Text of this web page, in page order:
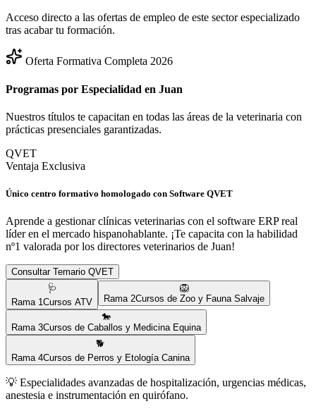
Acceso directo a las ofertas de empleo de este sector especializado
tras acabar tu formación.
Oferta Formativa Completa 2026
Programas por Especialidad en Juan
Nuestros títulos te capacitan en todas las áreas de la veterinaria con
prácticas presenciales garantizadas.
QVET
Ventaja Exclusiva
Único centro formativo homologado con Software QVET
Aprende a gestionar clínicas veterinarias con el software ERP real
líder en el mercado hispanohablante. ¡Te capacita con la habilidad
nº1 valorada por los directores veterinarios de Juan!
Consultar Temario QVET
🩺
Rama 1Cursos ATV
🦁
Rama 2Cursos de Zoo y Fauna Salvaje
🐎
Rama 3Cursos de Caballos y Medicina Equina
🐕
Rama 4Cursos de Perros y Etología Canina
💡 Especialidades avanzadas de hospitalización, urgencias médicas,
anestesia e instrumentación en quirófano.